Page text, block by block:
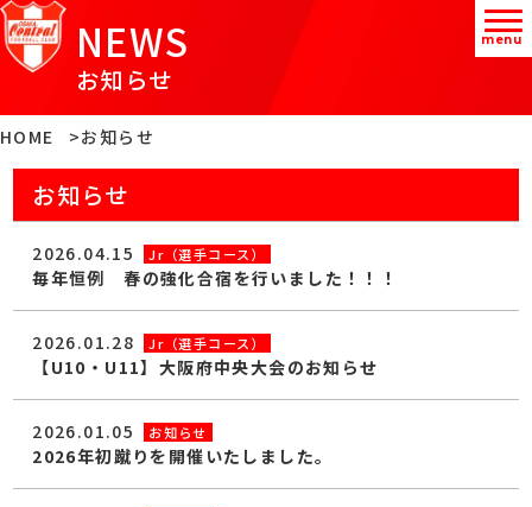
NEWS
お知らせ
HOME お知らせ
お知らせ
2026.04.15 Jr（選手コース）
毎年恒例 春の強化合宿を行いました！！！
2026.01.28 Jr（選手コース）
【U10・U11】大阪府中央大会のお知らせ
2026.01.05 お知らせ
2026年初蹴りを開催いたしました。
menu